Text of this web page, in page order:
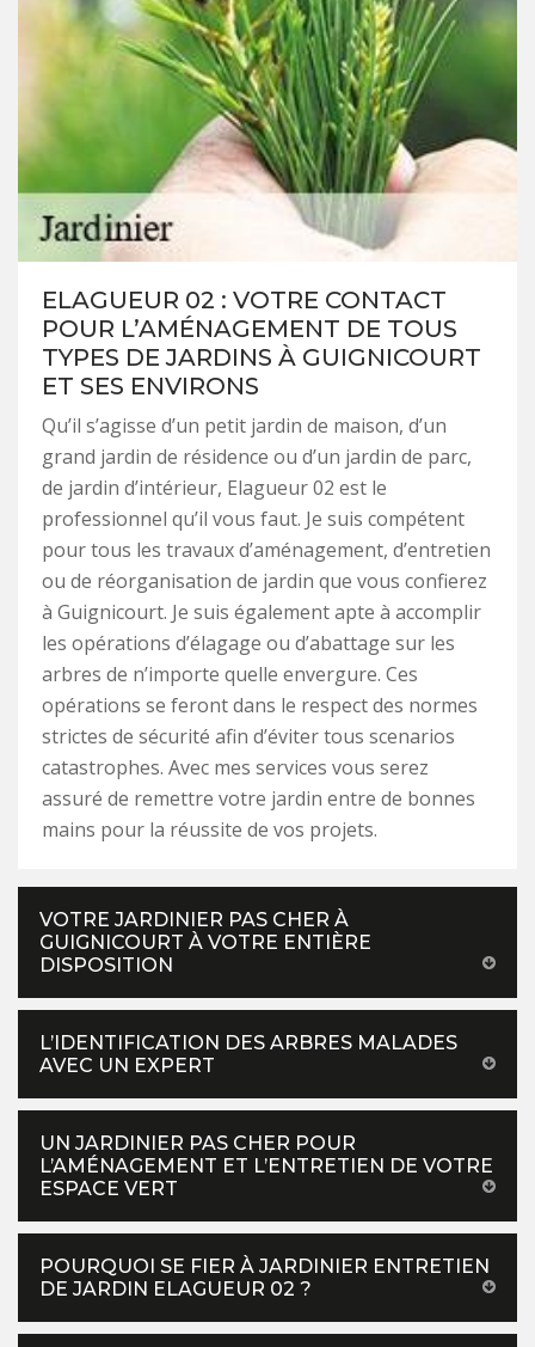
ELAGUEUR 02 : VOTRE CONTACT
POUR L’AMÉNAGEMENT DE TOUS
TYPES DE JARDINS À GUIGNICOURT
ET SES ENVIRONS
Qu’il s’agisse d’un petit jardin de maison, d’un
grand jardin de résidence ou d’un jardin de parc,
de jardin d’intérieur, Elagueur 02 est le
professionnel qu’il vous faut. Je suis compétent
pour tous les travaux d’aménagement, d’entretien
ou de réorganisation de jardin que vous confierez
à Guignicourt. Je suis également apte à accomplir
les opérations d’élagage ou d’abattage sur les
arbres de n’importe quelle envergure. Ces
opérations se feront dans le respect des normes
strictes de sécurité afin d’éviter tous scenarios
catastrophes. Avec mes services vous serez
assuré de remettre votre jardin entre de bonnes
mains pour la réussite de vos projets.
VOTRE JARDINIER PAS CHER À
GUIGNICOURT À VOTRE ENTIÈRE
DISPOSITION
L’IDENTIFICATION DES ARBRES MALADES
AVEC UN EXPERT
UN JARDINIER PAS CHER POUR
L’AMÉNAGEMENT ET L’ENTRETIEN DE VOTRE
ESPACE VERT
POURQUOI SE FIER À JARDINIER ENTRETIEN
DE JARDIN ELAGUEUR 02 ?